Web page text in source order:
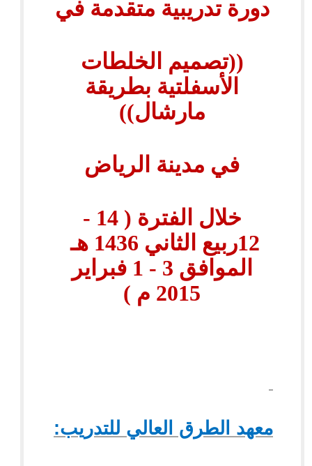
دورة تدريبية متقدمة في
((تصميم الخلطات
الأسفلتية بطريقة
مارشال))
في مدينة الرياض
خلال الفترة ( 14 -
12ربيع الثاني 1436 هـ
الموافق 3 - 1 فبراير
2015 م )
معهد الطرق العالي للتدريب: